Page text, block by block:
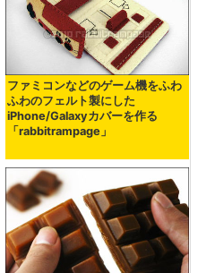
ファミコンなどのゲーム機をふわ
ふわのフェルト製にした
iPhone/Galaxyカバーを作る
「rabbitrampage」